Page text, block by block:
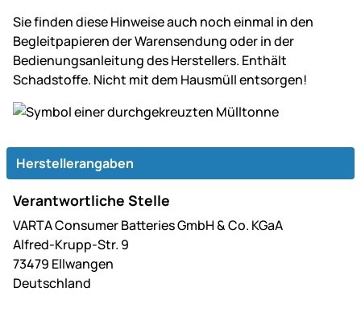
Sie finden diese Hinweise auch noch einmal in den
Begleitpapieren der Warensendung oder in der
Bedienungsanleitung des Herstellers. Enthält
Schadstoffe. Nicht mit dem Hausmüll entsorgen!
Herstellerangaben
Verantwortliche Stelle
VARTA Consumer Batteries GmbH & Co. KGaA
Alfred-Krupp-Str. 9
73479 Ellwangen
Deutschland